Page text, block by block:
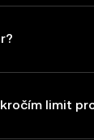
limit